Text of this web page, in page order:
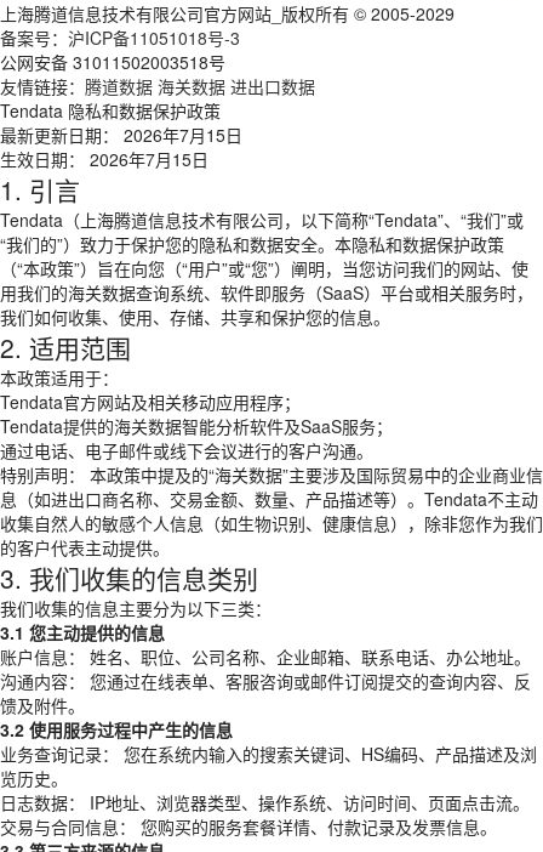
上海腾道信息技术有限公司官方网站_版权所有 © 2005-2029
备案号： 沪ICP备11051018号-3
公网安备 31011502003518号
友情链接： 腾道数据 海关数据 进出口数据
Tendata 隐私和数据保护政策
最新更新日期： 2026年7月15日
生效日期： 2026年7月15日
1. 引言
Tendata（上海腾道信息技术有限公司，以下简称“Tendata”、“我们”或
“我们的”）致力于保护您的隐私和数据安全。本隐私和数据保护政策
（“本政策”）旨在向您（“用户”或“您”）阐明，当您访问我们的网站、使
用我们的海关数据查询系统、软件即服务（SaaS）平台或相关服务时，
我们如何收集、使用、存储、共享和保护您的信息。
2. 适用范围
本政策适用于：
Tendata官方网站及相关移动应用程序；
Tendata提供的海关数据智能分析软件及SaaS服务；
通过电话、电子邮件或线下会议进行的客户沟通。
特别声明： 本政策中提及的“海关数据”主要涉及国际贸易中的企业商业信
息（如进出口商名称、交易金额、数量、产品描述等）。Tendata不主动
收集自然人的敏感个人信息（如生物识别、健康信息），除非您作为我们
的客户代表主动提供。
3. 我们收集的信息类别
我们收集的信息主要分为以下三类：
3.1 您主动提供的信息
账户信息： 姓名、职位、公司名称、企业邮箱、联系电话、办公地址。
沟通内容： 您通过在线表单、客服咨询或邮件订阅提交的查询内容、反
馈及附件。
3.2 使用服务过程中产生的信息
业务查询记录： 您在系统内输入的搜索关键词、HS编码、产品描述及浏
览历史。
日志数据： IP地址、浏览器类型、操作系统、访问时间、页面点击流。
交易与合同信息： 您购买的服务套餐详情、付款记录及发票信息。